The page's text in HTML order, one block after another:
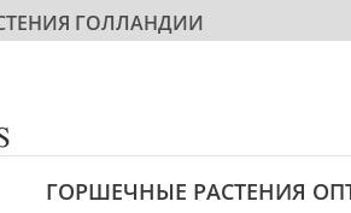
ГОЛЛАНДИИ
ГОРШЕЧНЫЕ РАСТЕНИЯ